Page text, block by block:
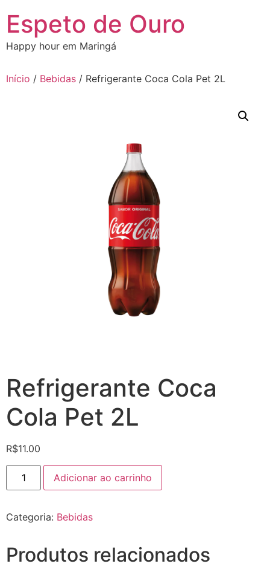
para
conteúdo
Espeto de Ouro
Happy hour em Maringá
Início / Bebidas / Refrigerante Coca Cola Pet 2L
Refrigerante Coca
Cola Pet 2L
R$11.00
Refrigerante
Coca
Cola
quantidade
Adicionar ao carrinho
Categoria: Bebidas
Produtos relacionados